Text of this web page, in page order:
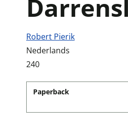
Robert Pierik
Nederlands
240
Paperback